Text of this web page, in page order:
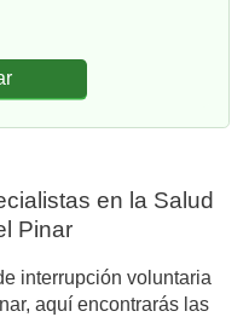
en la Salud
Pinar
interrupción voluntaria
aquí encontrarás las